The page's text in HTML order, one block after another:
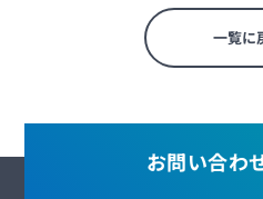
一覧に
お問い合わ